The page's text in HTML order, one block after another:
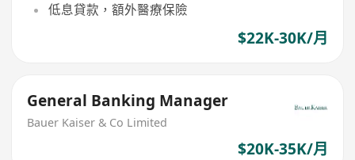
低息貸款，額外醫療保險
$22K-30K/月
General Banking Manager
Bauer Kaiser & Co Limited
$20K-35K/月